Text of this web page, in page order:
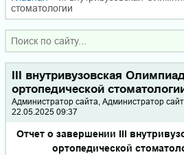
стоматологии
III внутривузовская
ортопедической
Администратор сайта, Администратор
22.05.2025 09:37
Отчет о завершении III
ортопедической